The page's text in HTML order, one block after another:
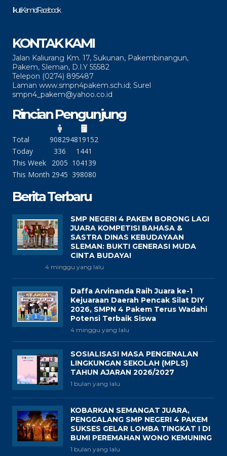
Ikuti Kami di Facebook
KONTAK KAMI
Jalan Kaliurang Km. 17, Sukunan, Pakembinangun,
Pakem, Sleman, D.I.Y 55582
Telepon (0274) 895487
Laman www.smpn4pakem.sch.id; Surel
smpn4_pakem@yahoo.co.id
Rincian Pengunjung
Total 908294819152
Today
336
1441
This Week
2005 104139
This Month 2945 398080
Berita Terbaru
SMP NEGERI 4 PAKEM BORONG LAGI
JUARA KOMPETISI BAHASA &
SASTRA DINAS KEBUDAYAAN
SLEMAN: BUKTI GENERASI MUDA
CINTA BUDAYA!
4 minggu yang lalu
Daffa Arvinanda Raih Juara ke-1
Kejuaraan Daerah Pencak Silat DIY
2026, SMPN 4 Pakem Terus Wadahi
Potensi Terbaik Siswa
4 minggu yang lalu
SOSIALISASI MASA PENGENALAN
LINGKUNGAN SEKOLAH (MPLS)
TAHUN AJARAN 2026/2027
1 bulan yang lalu
KOBARKAN SEMANGAT JUARA,
PENGGALANG SMP NEGERI 4 PAKEM
SUKSES GELAR LOMBA TINGKAT I DI
BUMI PEREMAHAN WONO KEMUNING
1 bulan yang lalu